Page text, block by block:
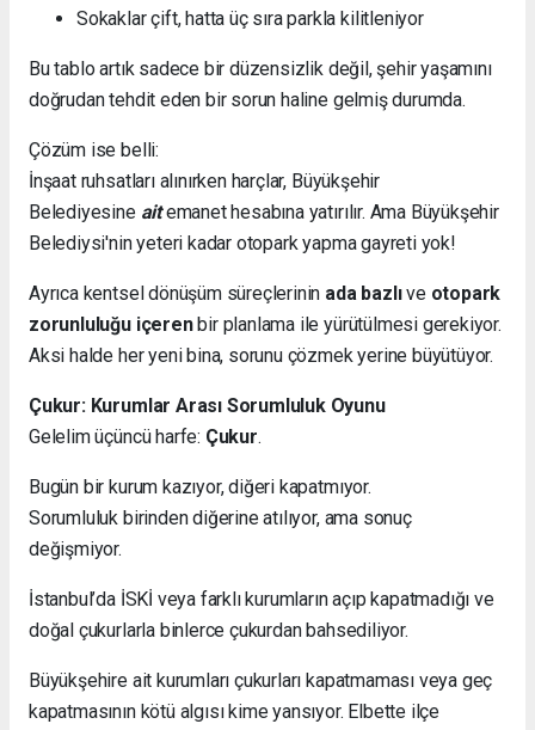
Sokaklar çift, hatta üç sıra parkla kilitleniyor
Bu tablo artık sadece bir düzensizlik değil, şehir yaşamını
doğrudan tehdit eden bir sorun haline gelmiş durumda.
Çözüm ise belli:
İnşaat ruhsatları alınırken harçlar, Büyükşehir
Belediyesine aitemanet hesabına yatırılır. Ama Büyükşehir
Belediysi'nin yeteri kadar otopark yapma gayreti yok!
Ayrıca kentsel dönüşüm süreçlerinin ada bazlıve otopark
zorunluluğu içerenbir planlama ile yürütülmesi gerekiyor.
Aksi halde her yeni bina, sorunu çözmek yerine büyütüyor.
Çukur: Kurumlar Arası Sorumluluk Oyunu
Gelelim üçüncü harfe: Çukur.
Bugün bir kurum kazıyor, diğeri kapatmıyor.
Sorumluluk birinden diğerine atılıyor, ama sonuç
değişmiyor.
İstanbul’da İSKİ veya farklı kurumların açıp kapatmadığı ve
doğal çukurlarla binlerce çukurdan bahsediliyor.
Büyükşehire ait kurumları çukurları kapatmaması veya geç
kapatmasının kötü algısı kime yansıyor. Elbette ilçe